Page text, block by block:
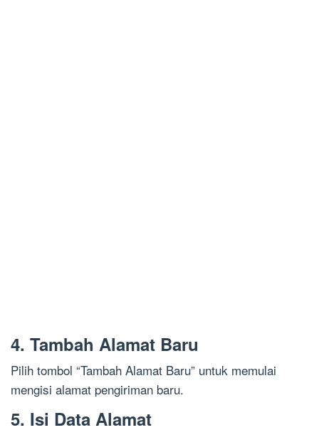
4. Tambah Alamat Baru
Pilih tombol “Tambah Alamat Baru” untuk memulai
mengisi alamat pengiriman baru.
5. Isi Data Alamat